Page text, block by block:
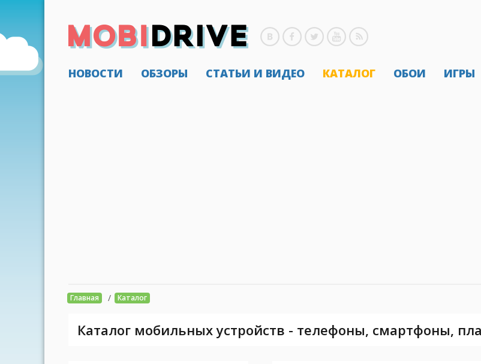
НОВОСТИ ОБЗОРЫ СТАТЬИ И ВИДЕО КАТАЛОГ ОБОИ ИГРЫ
Главная / Каталог
Каталог мобильных устройств - телефоны, смартфоны,